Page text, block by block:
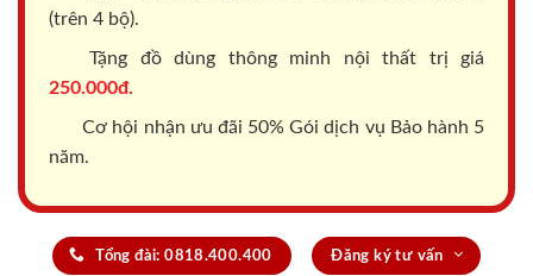
(trên 4 bộ).
Tặng đồ dùng thông minh nội thất trị giá
250.000đ.
Cơ hội nhận ưu đãi 50% Gói dịch vụ Bảo hành 5
năm.
Tổng đài: 0818.400.400 Đăng ký tư vấn